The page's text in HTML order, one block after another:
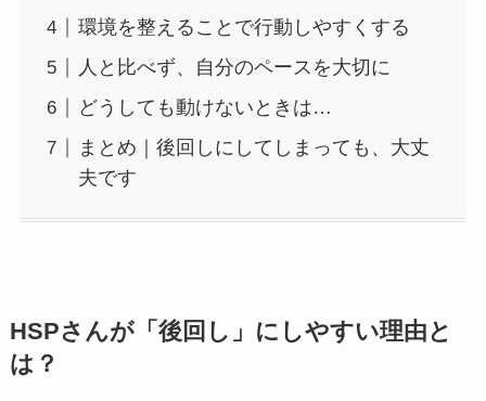
環境を整えることで行動しやすくする
人と比べず、自分のペースを大切に
どうしても動けないときは…
まとめ｜後回しにしてしまっても、大丈
夫です
HSPさんが「後回し」にしやすい理由と
は？